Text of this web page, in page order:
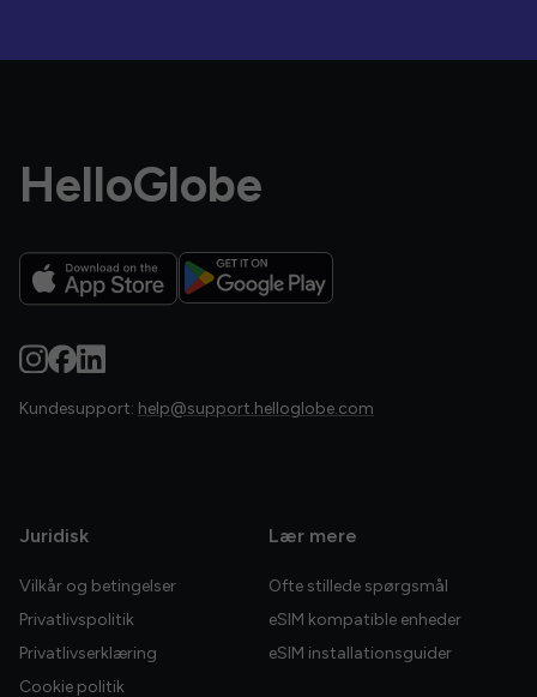
HelloGlobe
Kundesupport: help@support.helloglobe.com
Juridisk
Vilkår og betingelser
Privatlivspolitik
Privatlivserklæring
Cookie politik
Lær mere
Ofte stillede spørgsmål
eSIM kompatible enheder
eSIM installationsguider